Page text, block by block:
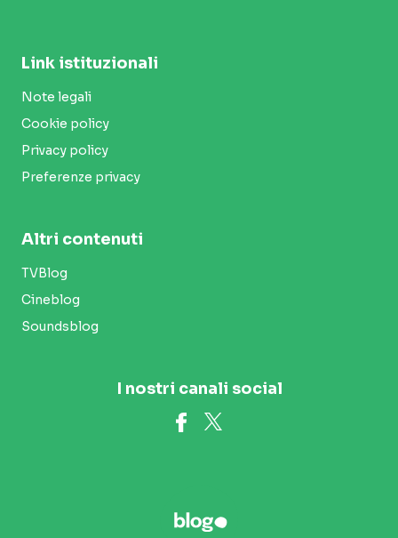
Link istituzionali
Note legali
Cookie policy
Privacy policy
Preferenze privacy
Altri contenuti
TVBlog
Cineblog
Soundsblog
I nostri canali social